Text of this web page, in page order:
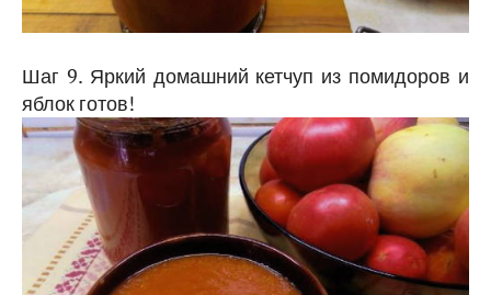
Шаг 9. Яркий домашний кетчуп из помидоров и
яблок готов!